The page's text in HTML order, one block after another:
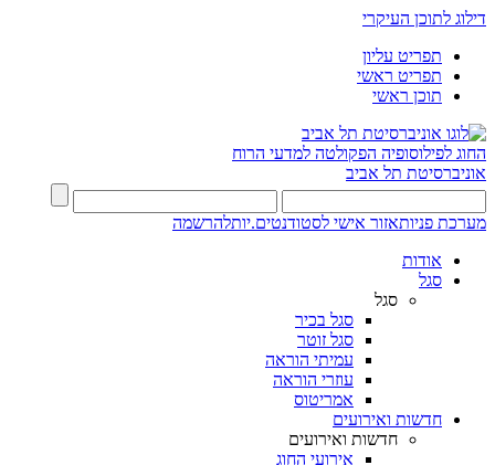
דילוג לתוכן העיקרי
תפריט עליון
תפריט ראשי
תוכן ראשי
החוג לפילוסופיה הפקולטה למדעי הרוח
אוניברסיטת תל אביב
מערכת פניותאזור אישי לסטודנטים.יותלהרשמה
אודות
סגל
סגל
סגל בכיר
סגל זוטר
עמיתי הוראה
עוזרי הוראה
אמריטוס
חדשות ואירועים
חדשות ואירועים
אירועי החוג